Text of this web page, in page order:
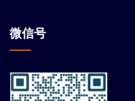
微信号